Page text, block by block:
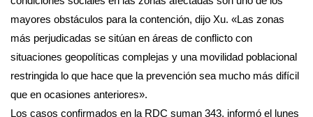
mayores obstáculos para la contención, dijo Xu. «Las zonas
más perjudicadas se sitúan en áreas de conflicto con
situaciones geopolíticas complejas y una movilidad poblacional
restringida lo que hace que la prevención sea mucho más difícil
que en ocasiones anteriores».
Los casos confirmados en la RDC suman 343, informó el lunes